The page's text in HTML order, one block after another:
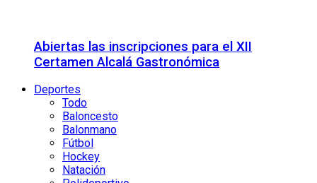
Abiertas las inscripciones para el XII
Certamen Alcalá Gastronómica
Deportes
Todo
Baloncesto
Balonmano
Fútbol
Hockey
Natación